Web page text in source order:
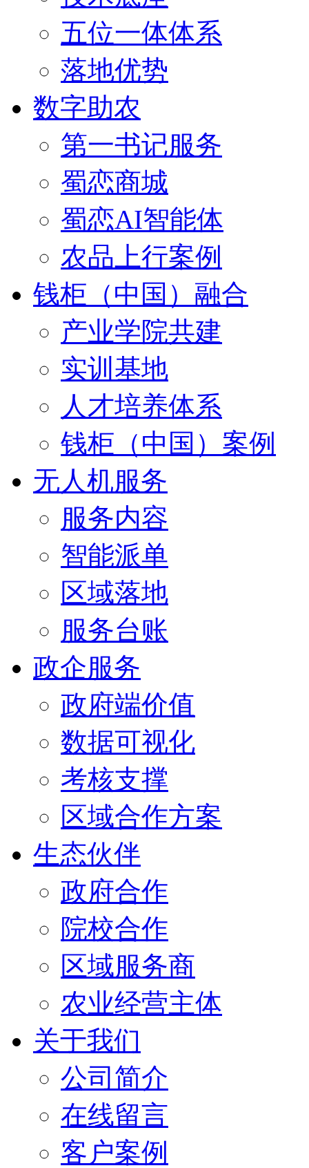
五位一体体系
落地优势
数字助农
第一书记服务
蜀恋商城
蜀恋AI智能体
农品上行案例
钱柜（中国）融合
产业学院共建
实训基地
人才培养体系
钱柜（中国）案例
无人机服务
服务内容
智能派单
区域落地
服务台账
政企服务
政府端价值
数据可视化
考核支撑
区域合作方案
生态伙伴
政府合作
院校合作
区域服务商
农业经营主体
关于我们
公司简介
在线留言
客户案例